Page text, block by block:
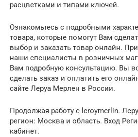
расцветками и типами ключей.
Ознакомьтесь с подробными
товара, которые помогут Вам
выбор и заказать товар онлайн.
наши специалисты в розничных
Вам подробную консультацию. Вы
сделать заказ и оплатить его
сайте Леруа Мерлен в России.
Продолжая работу с leroymerlin.
регион: Москва и область. Вход
кабинет.